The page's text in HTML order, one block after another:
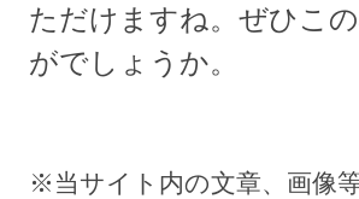
ただけますね。ぜひこ
がでしょうか。